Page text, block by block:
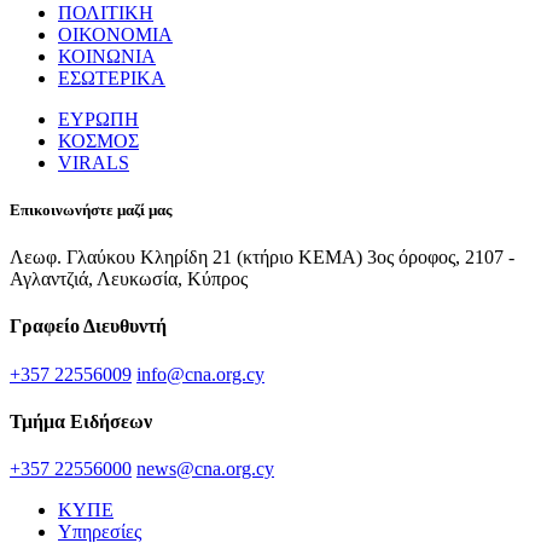
ΠΟΛΙΤΙΚΗ
ΟΙΚΟΝΟΜΙΑ
ΚΟΙΝΩΝΙΑ
ΕΣΩΤΕΡΙΚΑ
ΕΥΡΩΠΗ
ΚΟΣΜΟΣ
VIRALS
Επικοινωνήστε μαζί μας
Λεωφ. Γλαύκου Κληρίδη 21 (κτήριο ΚΕΜΑ) 3ος όροφος, 2107 -
Αγλαντζιά, Λευκωσία, Κύπρος
Γραφείο Διευθυντή
+357 22556009 info@cna.org.cy
Τμήμα Ειδήσεων
+357 22556000 news@cna.org.cy
ΚΥΠΕ
Υπηρεσίες